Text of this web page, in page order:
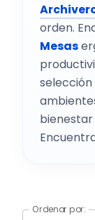
orden.
Mesas
Ordenar por: